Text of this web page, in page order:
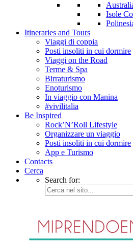
Isole
Itineraries and Tours
Viaggi di coppia
Posti insoliti in cui dormire
Viaggi on the Road
Terme & Spa
Birraturismo
Enoturismo
In viaggio con Manina
#vivilitalia
Be Inspired
Rock’N’Roll Lifestyle
Organizzare un viaggio
Posti insoliti in cui dormire
App e Turismo
Contacts
Cerca
Search for: